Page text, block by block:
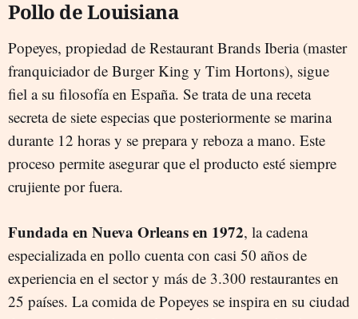
Pollo de Louisiana
Popeyes, propiedad de Restaurant Brands Iberia (master
franquiciador de Burger King y Tim Hortons), sigue
fiel a su filosofía en España. Se trata de una receta
secreta de siete especias que posteriormente se marina
durante 12 horas y se prepara y reboza a mano. Este
proceso permite asegurar que el producto esté siempre
crujiente por fuera.
Fundada en Nueva Orleans en 1972, la cadena
especializada en pollo cuenta con casi 50 años de
experiencia en el sector y más de 3.300 restaurantes en
25 países. La comida de Popeyes se inspira en su ciudad